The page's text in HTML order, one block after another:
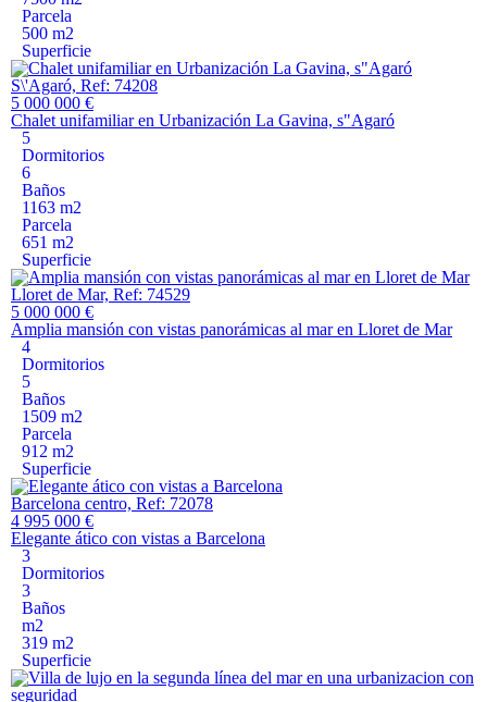
Parcela
500 m2
Superficie
S\'Agaró, Ref: 74208
5 000 000 €
Chalet unifamiliar en Urbanización La Gavina, s"Agaró
5
Dormitorios
6
Baños
1163 m2
Parcela
651 m2
Superficie
Lloret de Mar, Ref: 74529
5 000 000 €
Amplia mansión con vistas panorámicas al mar en Lloret de Mar
4
Dormitorios
5
Baños
1509 m2
Parcela
912 m2
Superficie
Barcelona centro, Ref: 72078
4 995 000 €
Elegante ático con vistas a Barcelona
3
Dormitorios
3
Baños
m2
319 m2
Superficie